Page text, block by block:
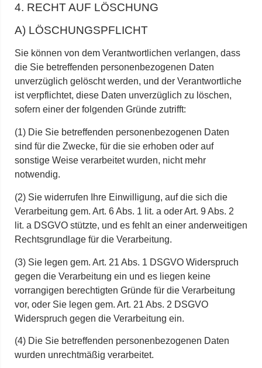
4. RECHT AUF LÖSCHUNG
A) LÖSCHUNGSPFLICHT
Sie können von dem Verantwortlichen verlangen, dass
die Sie betreffenden personenbezogenen Daten
unverzüglich gelöscht werden, und der Verantwortliche
ist verpflichtet, diese Daten unverzüglich zu löschen,
sofern einer der folgenden Gründe zutrifft:
(1) Die Sie betreffenden personenbezogenen Daten
sind für die Zwecke, für die sie erhoben oder auf
sonstige Weise verarbeitet wurden, nicht mehr
notwendig.
(2) Sie widerrufen Ihre Einwilligung, auf die sich die
Verarbeitung gem. Art. 6 Abs. 1 lit. a oder Art. 9 Abs. 2
lit. a DSGVO stützte, und es fehlt an einer anderweitigen
Rechtsgrundlage für die Verarbeitung.
(3) Sie legen gem. Art. 21 Abs. 1 DSGVO Widerspruch
gegen die Verarbeitung ein und es liegen keine
vorrangigen berechtigten Gründe für die Verarbeitung
vor, oder Sie legen gem. Art. 21 Abs. 2 DSGVO
Widerspruch gegen die Verarbeitung ein.
(4) Die Sie betreffenden personenbezogenen Daten
wurden unrechtmäßig verarbeitet.